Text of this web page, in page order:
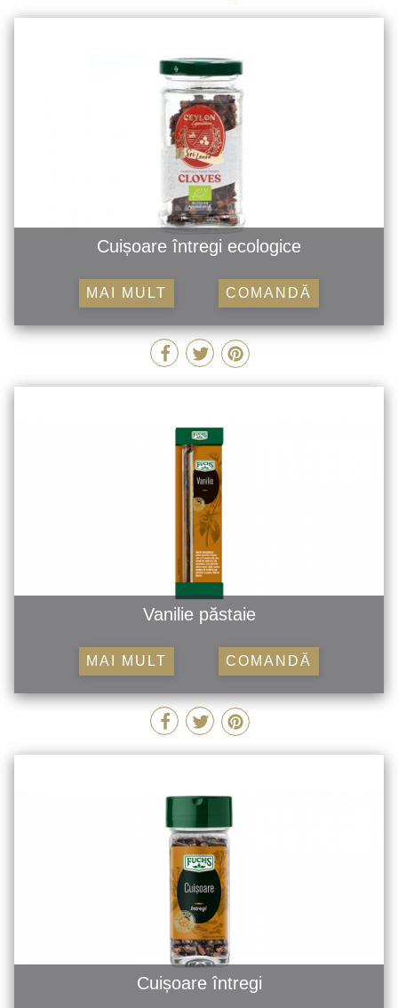
Cuișoare întregi ecologice
MAI MULT COMANDĂ
Vanilie păstaie
MAI MULT COMANDĂ
Cuișoare întregi